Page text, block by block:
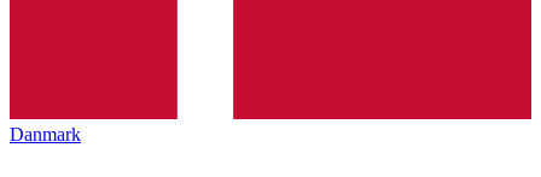
Danmark